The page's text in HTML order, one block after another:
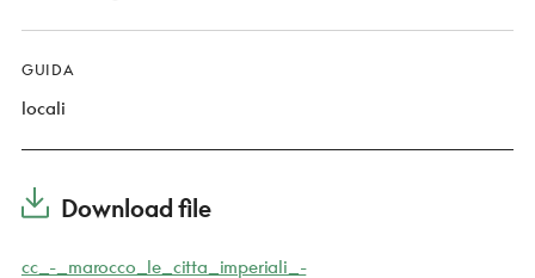
GUIDA
locali
Download file
cc_-_marocco_le_citta_imperiali_-